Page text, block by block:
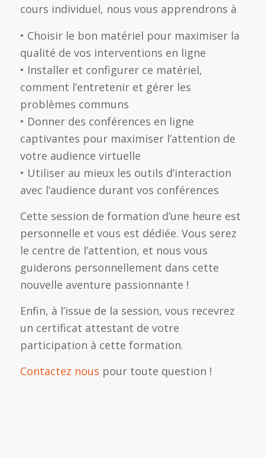
cours individuel, nous vous apprendrons à
• Choisir le bon matériel pour maximiser la
qualité de vos interventions en ligne
• Installer et configurer ce matériel,
comment l’entretenir et gérer les
problèmes communs
• Donner des conférences en ligne
captivantes pour maximiser l’attention de
votre audience virtuelle
• Utiliser au mieux les outils d’interaction
avec l’audience durant vos conférences
Cette session de formation d’une heure est
personnelle et vous est dédiée. Vous serez
le centre de l’attention, et nous vous
guiderons personnellement dans cette
nouvelle aventure passionnante !
Enfin, à l’issue de la session, vous recevrez
un certificat attestant de votre
participation à cette formation.
Contactez nous pour toute question !